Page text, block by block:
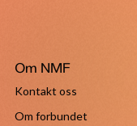
Om NMF
Kontakt oss
Om forbundet